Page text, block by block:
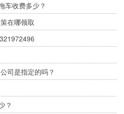
车收费多少？
在哪领取
司是指定的吗？
？